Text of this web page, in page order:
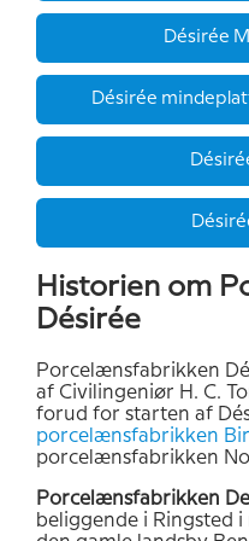
Désirée
Désirée
Historien om
Désirée
Porcelænsfabrikken
af Civilingeniør H. C.
forud for starten af
porcelænsfabrikken
porcelænsfabrikken
Porcelænsfabrikken
beliggende i Ringsted